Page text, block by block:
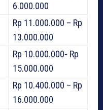
6.000.000
Rp 11.000.000 – Rp
13.000.000
Rp 10.000.000- Rp
15.000.000
Rp 10.400.000 – Rp
16.000.000